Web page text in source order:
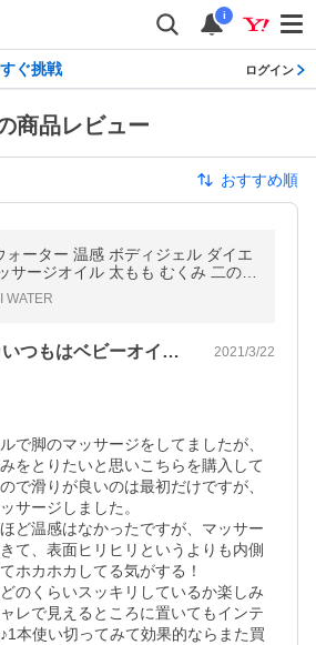
i
ぐ挑戦 ログイン
商品レビュー
おすすめ順
ォーター 温感 ボディジェル ダイエ
サージオイル 太もも むくみ 二の腕
引き締め 美脚 爆買 春夏
WATER
時間差でホカホカいつもはベビーオイルで… 2021/3/22
で脚のマッサージをしてましたが、
をとりたいと思いこちらを購入して
で滑りが良いのは最初だけですが、
サージしました。
ど温感はなかったですが、マッサー
て、表面ヒリヒリというよりも内側
ホカホカしてる気がする！
のくらいスッキリしているか楽しみ
レで見えるところに置いてもインテ
本使い切ってみて効果的ならまた買